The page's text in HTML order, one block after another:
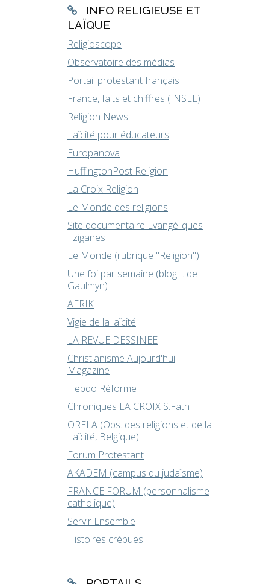
INFO RELIGIEUSE ET
LAÏQUE
Religioscope
Observatoire des médias
Portail protestant français
France, faits et chiffres (INSEE)
Religion News
Laïcité pour éducateurs
Europanova
HuffingtonPost Religion
La Croix Religion
Le Monde des religions
Site documentaire Evangéliques
Tziganes
Le Monde (rubrique "Religion")
Une foi par semaine (blog I. de
Gaulmyn)
AFRIK
Vigie de la laïcité
LA REVUE DESSINEE
Christianisme Aujourd'hui
Magazine
Hebdo Réforme
Chroniques LA CROIX S.Fath
ORELA (Obs. des religions et de la
Laïcité, Belgique)
Forum Protestant
AKADEM (campus du judaïsme)
FRANCE FORUM (personnalisme
catholique)
Servir Ensemble
Histoires crépues